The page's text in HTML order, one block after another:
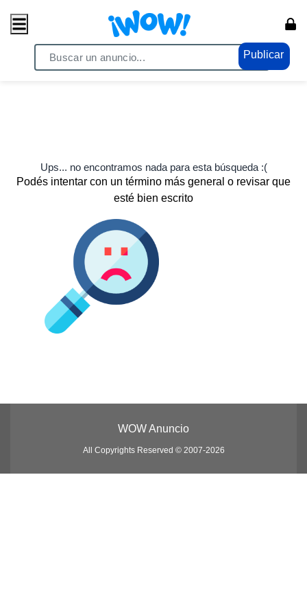
Publicar
Ups... no encontramos nada para esta búsqueda :(
Podés intentar con un término más general o revisar que
esté bien escrito
WOW Anuncio
All Copyrights Reserved © 2007-2026